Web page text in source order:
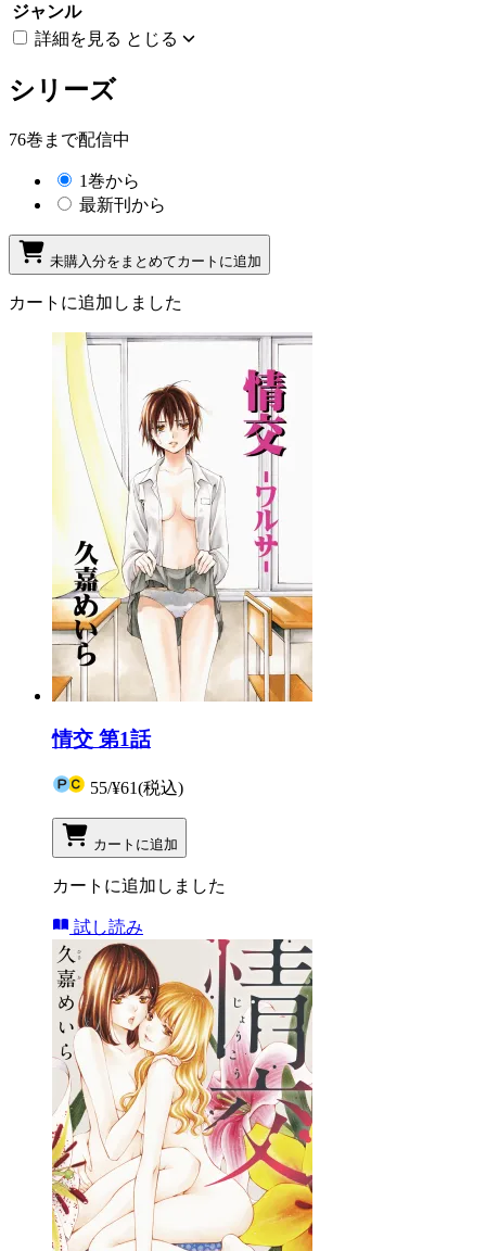
ジャンル
詳細を見る とじる
シリーズ
76巻まで配信中
1巻から
最新刊から
未購入分をまとめてカートに追加
カートに追加しました
情交 第1話
55/¥61(税込)
カートに追加
カートに追加しました
試し読み